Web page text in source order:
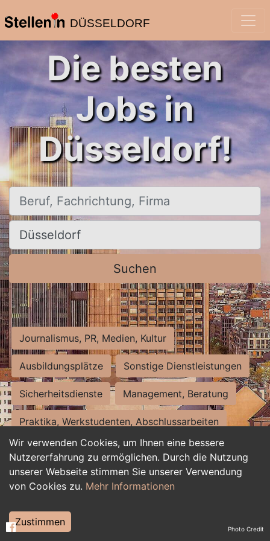
DÜSSELDORF
Wir verwenden Cookies, um Ihnen eine bessere
Nutzererfahrung zu ermöglichen. Durch die Nutzung
unserer Webseite stimmen Sie unserer Verwendung
von Cookies zu. Mehr Informationen
Zustimmen
Die besten
Jobs in
Düsseldorf!
Beruf, Fachrichtung, Firma
Ort, Stadt
Suchen
Journalismus, PR, Medien, Kultur
Ausbildungsplätze Sonstige Dienstleistungen
Sicherheitsdienste Management, Beratung
Praktika, Werkstudenten, Abschlussarbeiten
Personalwesen Assistenz, Sekretariat
Hilfskräfte, Aushilfs- und Nebenjobs
Weiterbildung, Studium, duale Ausbildung Photo Credit